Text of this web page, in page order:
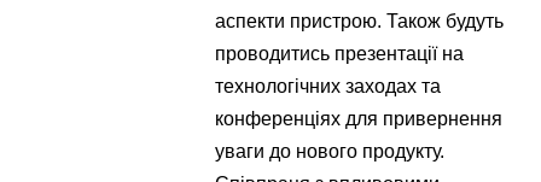
аспекти пристрою. Також будуть
проводитись презентації на
технологічних заходах та
конференціях для привернення
уваги до нового продукту.